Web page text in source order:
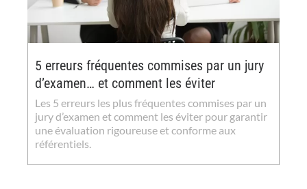
5 erreurs fréquentes commises par un jury
d’examen… et comment les éviter
Les 5 erreurs les plus fréquentes commises par un
jury d’examen et comment les éviter pour garantir
une évaluation rigoureuse et conforme aux
référentiels.